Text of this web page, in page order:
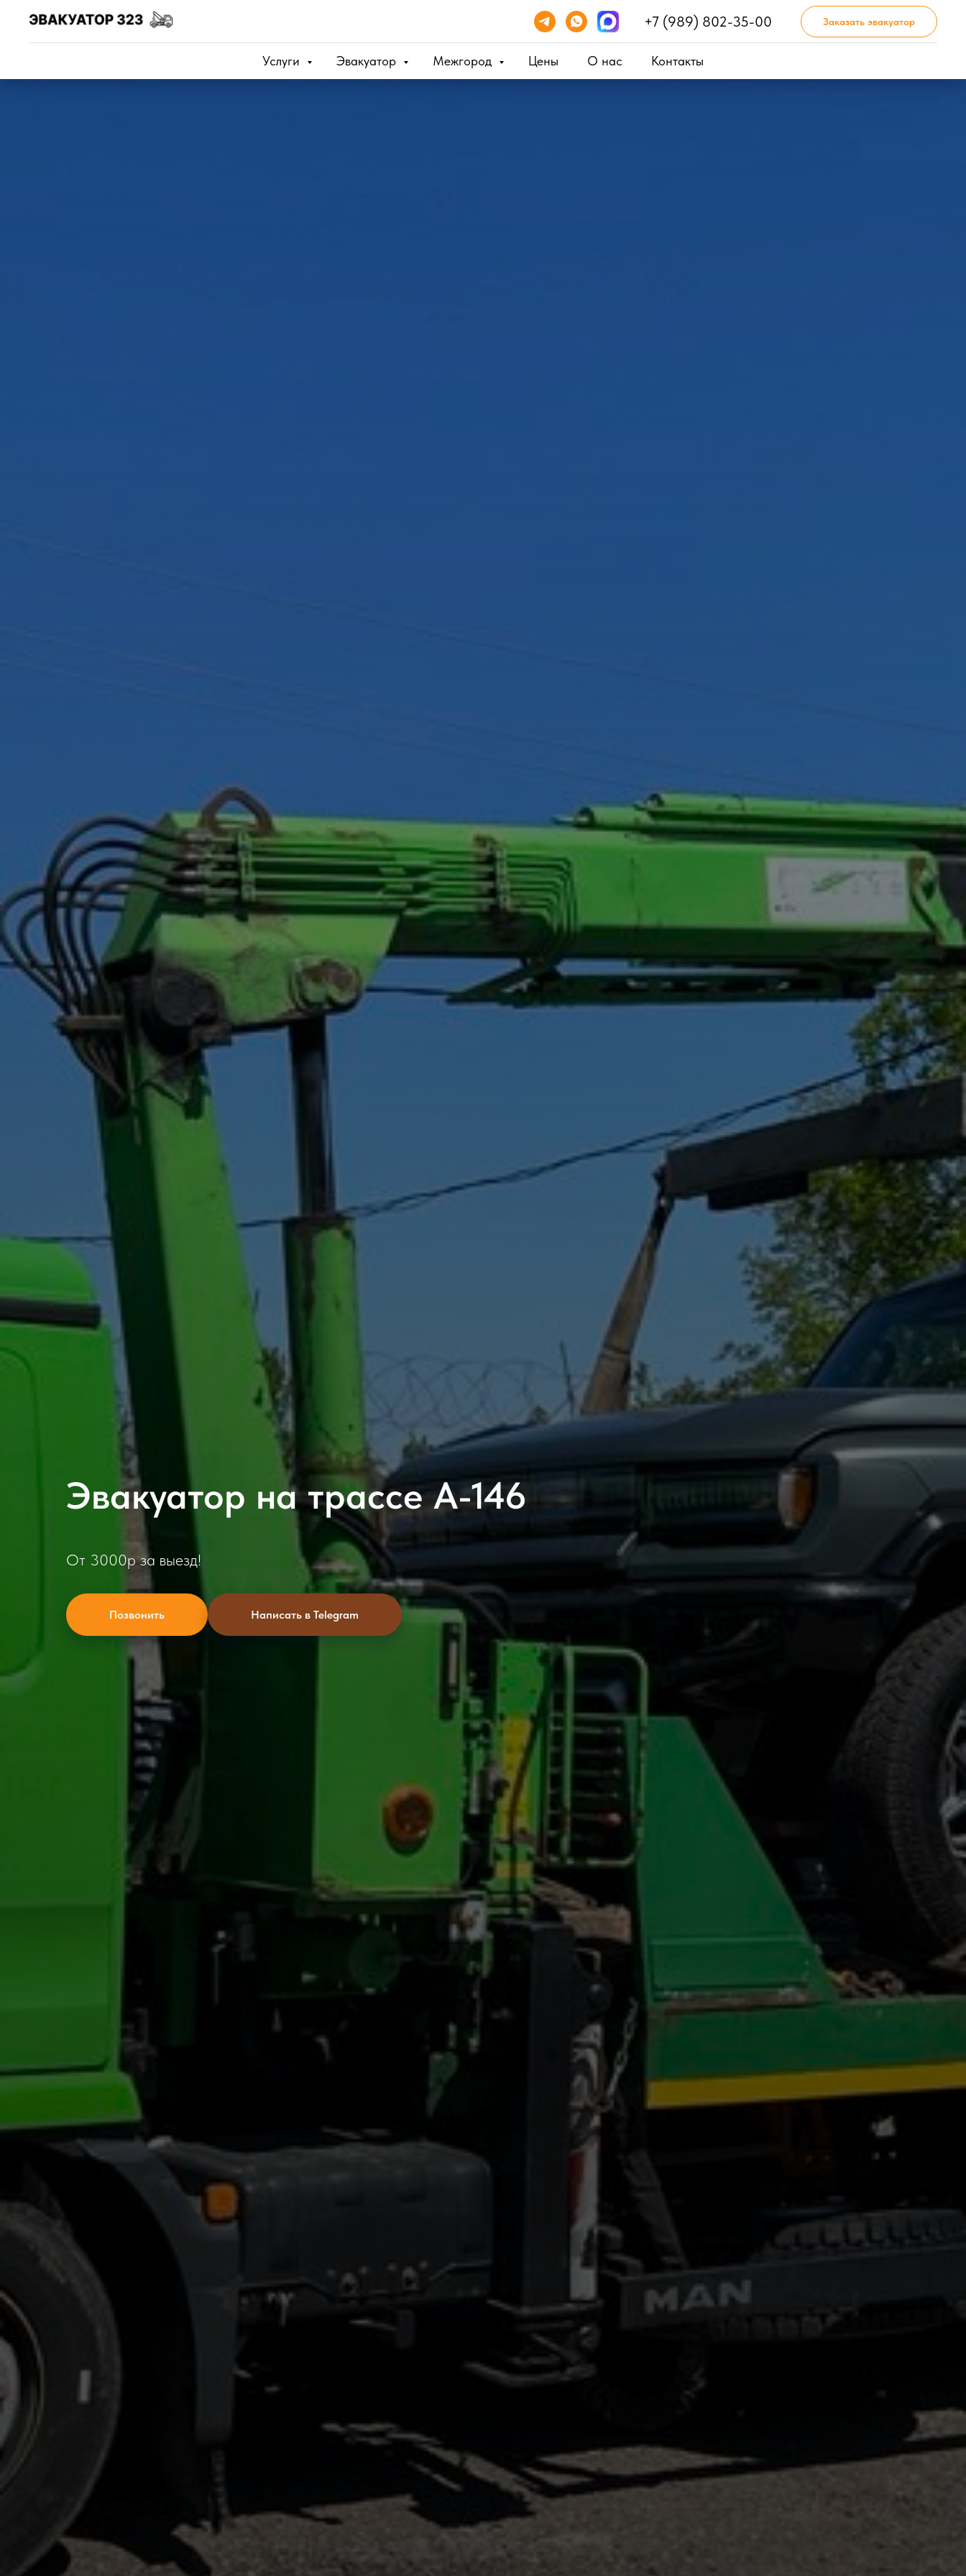
+7 (989) 802-35-00 Заказать эвакуатор
Услуги Эвакуатор Межгород Цены О нас Контакты
Эвакуатор на трассе А-146
От 3000р за выезд!
Позвонить Написать в Telegram